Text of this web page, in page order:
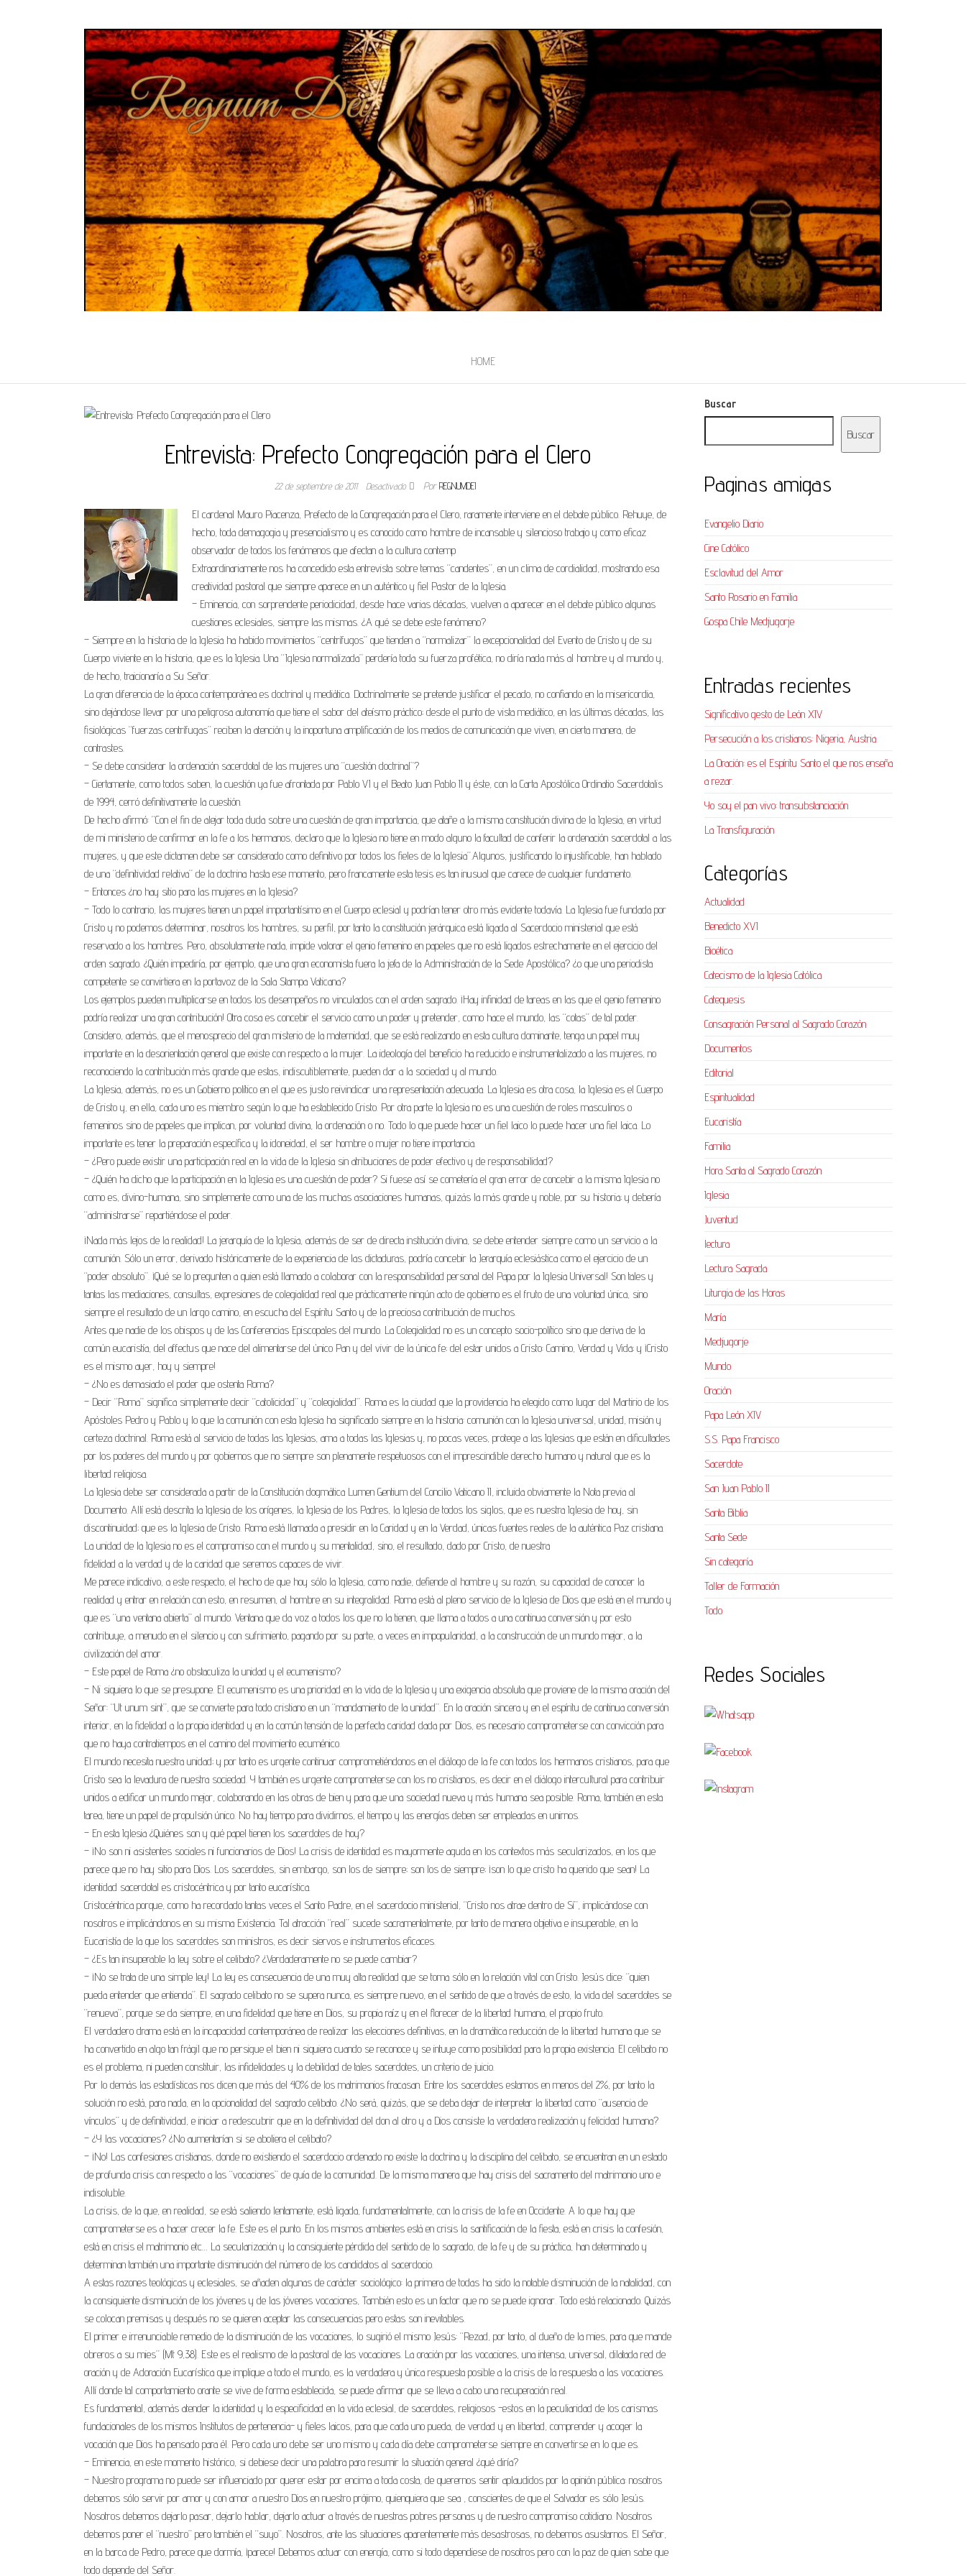
HOME
Entrevista: Prefecto Congregación para el Clero
22 de septiembre de 2011 Desactivado Por REGNUMDEI
El cardenal Mauro Piacenza, Prefecto de la Congregación para el Clero, raramente interviene en el debate público. Rehuye, de
hecho, toda demagogia y presencialismo y es conocido como hombre de incansable y silencioso trabajo y como eficaz
observador de todos los fenómenos que afectan a la cultura contemp
Extraordinariamente nos ha concedido esta entrevista sobre temas “candentes”, en un clima de cordialidad, mostrando esa
creatividad pastoral que siempre aparece en un auténtico y fiel Pastor de la Iglesia.
– Eminencia, con sorprendente periodicidad, desde hace varias décadas, vuelven a aparecer en el debate público algunas
cuestiones eclesiales, siempre las mismas. ¿A qué se debe este fenómeno?
– Siempre en la historia de la Iglesia ha habido movimientos “centrífugos” que tienden a “normalizar” la excepcionalidad del Evento de Cristo y de su
Cuerpo viviente en la historia, que es la Iglesia. Una “Iglesia normalizada” perdería toda su fuerza profética, no diría nada más al hombre y al mundo y,
de hecho, traicionaría a Su Señor.
La gran diferencia de la época contemporánea es doctrinal y mediática. Doctrinalmente se pretende justificar el pecado, no confiando en la misericordia,
sino dejándose llevar por una peligrosa autonomía que tiene el sabor del ateísmo práctico; desde el punto de vista mediático, en las últimas décadas, las
fisiológicas “fuerzas centrífugas” reciben la atención y la inoportuna amplificación de los medios de comunicación que viven, en cierta manera, de
contrastes.
– Se debe considerar la ordenación sacerdotal de las mujeres una “cuestión doctrinal”?
– Ciertamente, como todos saben, la cuestión ya fue afrontada por Pablo VI y el Beato Juan Pablo II y éste, con la Carta Apostólica Ordinatio Sacerdotalis
de 1994, cerró definitivamente la cuestión.
De hecho afirmó: “Con el fin de alejar toda duda sobre una cuestión de gran importancia, que atañe a la misma constitución divina de la Iglesia, en virtud
de mi ministerio de confirmar en la fe a los hermanos, declaro que la Iglesia no tiene en modo alguno la facultad de conferir la ordenación sacerdotal a las
mujeres, y que este dictamen debe ser considerado como definitivo por todos los fieles de la Iglesia”.Algunos, justificando lo injustificable, han hablado
de una “definitividad relativa” de la doctrina hasta ese momento, pero francamente esta tesis es tan inusual que carece de cualquier fundamento.
– Entonces ¿no hay sitio para las mujeres en la Iglesia?
– Todo lo contrario, las mujeres tienen un papel importantísimo en el Cuerpo eclesial y podrían tener otro más evidente todavía. La Iglesia fue fundada por
Cristo y no podemos determinar, nosotros los hombres, su perfil, por tanto la constitución jerárquica está ligada al Sacerdocio ministerial que está
reservado a los hombres. Pero, absolutamente nada, impide valorar el genio femenino en papeles que no está ligados estrechamente en el ejercicio del
orden sagrado. ¿Quién impediría, por ejemplo, que una gran economista fuera la jefa de la Administración de la Sede Apostólica? ¿o que una periodista
competente se convirtiera en la portavoz de la Sala Stampa Vaticana?
Los ejemplos pueden multiplicarse en todos los desempeños no vinculados con el orden sagrado. ¡Hay infinidad de tareas en las que el genio femenino
podría realizar una gran contribución! Otra cosa es concebir el servicio como un poder y pretender, como hace el mundo, las “cotas” de tal poder.
Considero, además, que el menosprecio del gran misterio de la maternidad, que se está realizando en esta cultura dominante, tenga un papel muy
importante en la desorientación general que existe con respecto a la mujer. La ideología del beneficio ha reducido e instrumentalizado a las mujeres, no
reconociendo la contribución más grande que estas, indiscutiblemente, pueden dar a la sociedad y al mundo.
La Iglesia, además, no es un Gobierno político en el que es justo reivindicar una representación adecuada. La Iglesia es otra cosa, la Iglesia es el Cuerpo
de Cristo y, en ella, cada uno es miembro según lo que ha establecido Cristo. Por otra parte la Iglesia no es una cuestión de roles masculinos o
femeninos sino de papeles que implican, por voluntad divina, la ordenación o no. Todo lo que puede hacer un fiel laico lo puede hacer una fiel laica. Lo
importante es tener la preparación específica y la idoneidad, el ser hombre o mujer no tiene importancia.
– ¿Pero puede existir una participación real en la vida de la Iglesia sin atribuciones de poder efectivo y de responsabilidad?
– ¿Quién ha dicho que la participación en la Iglesia es una cuestión de poder? Si fuese así se cometería el gran error de concebir a la misma Iglesia no
como es, divino-humana, sino simplemente como una de las muchas asociaciones humanas, quizás la más grande y noble, por su historia; y debería
“administrarse” repartiéndose el poder.
¡Nada más lejos de la realidad! La jerarquía de la Iglesia, además de ser de directa institución divina, se debe entender siempre como un servicio a la
comunión. Sólo un error, derivado históricamente de la experiencia de las dictaduras, podría concebir la Jerarquía eclesiástica como el ejercicio de un
“poder absoluto”. ¡Qué se lo pregunten a quien está llamado a colaborar con la responsabilidad personal del Papa por la Iglesia Universal! Son tales y
tantas las mediaciones, consultas, expresiones de colegialidad real que prácticamente ningún acto de gobierno es el fruto de una voluntad única, sino
siempre el resultado de un largo camino, en escucha del Espíritu Santo y de la preciosa contribución de muchos.
Antes que nadie de los obispos y de las Conferencias Episcopales del mundo. La Colegialidad no es un concepto socio-político sino que deriva de la
común eucaristía, del affectus que nace del alimentarse del único Pan y del vivir de la única fe; del estar unidos a Cristo: Camino, Verdad y Vida; y ¡Cristo
es el mismo ayer, hoy y siempre!
– ¿No es demasiado el poder que ostenta Roma?
– Decir “Roma” significa simplemente decir “catolicidad” y “colegialidad”. Roma es la ciudad que la providencia ha elegido como lugar del Martirio de los
Apóstoles Pedro y Pablo y lo que la comunión con esta Iglesia ha significado siempre en la historia: comunión con la Iglesia universal, unidad, misión y
certeza doctrinal. Roma está al servicio de todas las Iglesias, ama a todas las Iglesias y, no pocas veces, protege a las Iglesias que están en dificultades
por los poderes del mundo y por gobiernos que no siempre son plenamente respetuosos con el imprescindible derecho humano y natural que es la
libertad religiosa.
La Iglesia debe ser considerada a partir de la Constitución dogmática Lumen Gentium del Concilio Vaticano II, incluida obviamente la Nota previa al
Documento. Allí está descrita la Iglesia de los orígenes, la Iglesia de los Padres, la Iglesia de todos los siglos, que es nuestra Iglesia de hoy, sin
discontinuidad; que es la Iglesia de Cristo. Roma está llamada a presidir en la Caridad y en la Verdad, únicas fuentes reales de la auténtica Paz cristiana.
La unidad de la Iglesia no es el compromiso con el mundo y su mentalidad, sino, el resultado, dado por Cristo, de nuestra
fidelidad a la verdad y de la caridad que seremos capaces de vivir.
Me parece indicativo, a este respecto, el hecho de que hoy sólo la Iglesia, como nadie, defiende al hombre y su razón, su capacidad de conocer la
realidad y entrar en relación con esto, en resumen, al hombre en su integralidad. Roma está al pleno servicio de la Iglesia de Dios que está en el mundo y
que es “una ventana abierta” al mundo. Ventana que da voz a todos los que no la tienen, que llama a todos a una continua conversión y por esto
contribuye, a menudo en el silencio y con sufrimiento, pagando por su parte, a veces en impopularidad, a la construcción de un mundo mejor, a la
civilización del amor.
– Este papel de Roma ¿no obstaculiza la unidad y el ecumenismo?
– Ni siquiera lo que se presupone. El ecumenismo es una prioridad en la vida de la Iglesia y una exigencia absoluta que proviene de la misma oración del
Señor: “Ut unum sint”, que se convierte para todo cristiano en un “mandamiento de la unidad”. En la oración sincera y en el espíritu de continua conversión
interior, en la fidelidad a la propia identidad y en la común tensión de la perfecta caridad dada por Dios, es necesario comprometerse con convicción para
que no haya contratiempos en el camino del movimiento ecuménico.
El mundo necesita nuestra unidad; y por tanto es urgente continuar comprometiéndonos en el diálogo de la fe con todos los hermanos cristianos, para que
Cristo sea la levadura de nuestra sociedad. Y también es urgente comprometerse con los no cristianos, es decir en el diálogo intercultural para contribuir
unidos a edificar un mundo mejor, colaborando en las obras de bien y para que una sociedad nueva y más humana sea posible. Roma, también en esta
tarea, tiene un papel de propulsión único. No hay tiempo para dividirnos, el tiempo y las energías deben ser empleadas en unirnos.
– En esta Iglesia ¿Quiénes son y qué papel tienen los sacerdotes de hoy?
– ¡No son ni asistentes sociales ni funcionarios de Dios! La crisis de identidad es mayormente aguda en los contextos más secularizados, en los que
parece que no hay sitio para Dios. Los sacerdotes, sin embargo, son los de siempre; son los de siempre; ¡son lo que cristo ha querido que sean! La
identidad sacerdotal es cristocéntrica y por tanto eucarística.
Cristocéntrica porque, como ha recordado tantas veces el Santo Padre, en el sacerdocio ministerial, “Cristo nos atrae dentro de Sí”, implicándose con
nosotros e implicándonos en su misma Existencia. Tal atracción “real” sucede sacramentalmente, por tanto de manera objetiva e insuperable, en la
Eucaristía de la que los sacerdotes son ministros, es decir siervos e instrumentos eficaces.
– ¿Es tan insuperable la ley sobre el celibato? ¿Verdaderamente no se puede cambiar?
– ¡No se trata de una simple ley! La ley es consecuencia de una muy alta realidad que se toma sólo en la relación vital con Cristo. Jesús dice: “quien
pueda entender que entienda”. El sagrado celibato no se supera nunca, es siempre nuevo, en el sentido de que a través de esto, la vida del sacerdotes se
“renueva”, porque se da siempre, en una fidelidad que tiene en Dios, su propia raíz y en el florecer de la libertad humana, el propio fruto.
El verdadero drama está en la incapacidad contemporánea de realizar las elecciones definitivas, en la dramática reducción de la libertad humana que se
ha convertido en algo tan frágil que no persigue el bien ni siquiera cuando se reconoce y se intuye como posibilidad para la propia existencia. El celibato no
es el problema, ni pueden constituir, las infidelidades y la debilidad de tales sacerdotes, un criterio de juicio.
Por lo demás las estadísticas nos dicen que más del 40% de los matrimonios fracasan. Entre los sacerdotes estamos en menos del 2%, por tanto la
solución no está, para nada, en la opcionalidad del sagrado celibato. ¿No será, quizás, que se deba dejar de interpretar la libertad como “ausencia de
vínculos” y de definitividad, e iniciar a redescubrir que en la definitividad del don al otro y a Dios consiste la verdadera realización y felicidad humana?
– ¿Y las vocaciones? ¿No aumentarían si se aboliera el celibato?
– ¡No! Las confesiones cristianas, donde no existiendo el sacerdocio ordenado no existe la doctrina y la disciplina del celibato, se encuentran en un estado
de profunda crisis con respecto a las “vocaciones” de guía de la comunidad. De la misma manera que hay crisis del sacramento del matrimonio uno e
indisoluble.
La crisis, de la que, en realidad, se está saliendo lentamente, está ligada, fundamentalmente, con la crisis de la fe en Occidente. A lo que hay que
comprometerse es a hacer crecer la fe. Este es el punto. En los mismos ambientes está en crisis la santificación de la fiesta, está en crisis la confesión,
está en crisis el matrimonio etc… La secularización y la consiguiente pérdida del sentido de lo sagrado, de la fe y de su práctica, han determinado y
determinan también una importante disminución del número de los candidatos al sacerdocio.
A estas razones teológicas y eclesiales, se añaden algunas de carácter sociológico: la primera de todas ha sido la notable disminución de la natalidad, con
la consiguiente disminución de los jóvenes y de las jóvenes vocaciones, También esto es un factor que no se puede ignorar. Todo está relacionado. Quizás
se colocan premisas y después no se quieren aceptar las consecuencias pero estas son inevitables.
El primer e irrenunciable remedio de la disminución de las vocaciones, lo sugirió el mismo Jesús: “Rezad, por tanto, al dueño de la mies, para que mande
obreros a su mies” (Mt 9,38). Este es el realismo de la pastoral de las vocaciones. La oración por las vocaciones, una intensa, universal, dilatada red de
oración y de Adoración Eucarística que implique a todo el mundo, es la verdadera y única respuesta posible a la crisis de la respuesta a las vocaciones.
Allí donde tal comportamiento orante se vive de forma establecida, se puede afirmar que se lleva a cabo una recuperación real.
Es fundamental, además atender la identidad y la especificidad en la vida eclesial, de sacerdotes, religiosos -estos en la peculiaridad de los carismas
fundacionales de los mismos Institutos de pertenencia- y fieles laicos, para que cada uno pueda, de verdad y en libertad, comprender y acoger la
vocación que Dios ha pensado para él. Pero cada uno debe ser uno mismo y cada día debe comprometerse siempre en convertirse en lo que es.
– Eminencia, en este momento histórico, si debiese decir una palabra para resumir la situación general ¿qué diría?
– Nuestro programa no puede ser influenciado por querer estar por encima a toda costa, de querernos sentir aplaudidos por la opinión pública: nosotros
debemos sólo servir por amor y con amor a nuestro Dios en nuestro prójimo, quienquiera que sea , conscientes de que el Salvador es sólo Jesús.
Nosotros debemos dejarlo pasar, dejarlo hablar, dejarlo actuar a través de nuestras pobres personas y de nuestro compromiso cotidiano. Nosotros
debemos poner el “nuestro” pero también el “suyo”. Nosotros, ante las situaciones aparentemente más desastrosas, no debemos asustarnos. El Señor,
en la barca de Pedro, parece que dormía, ¡parece! Debemos actuar con energía, como si todo dependiese de nosotros pero con la paz de quien sabe que
todo depende del Señor.
Buscar
Buscar
Paginas amigas
Evangelio Diario
Cine Católico
Esclavitud del Amor
Santo Rosario en Familia
Gospa Chile Medjugorje
Entradas recientes
Significativo gesto de León XIV
Persecución a los cristianos: Nigeria, Austria
La Oración: es el Espíritu Santo el que nos enseña
a rezar.
Yo soy el pan vivo: transubstanciación
La Transfiguración
Categorías
Actualidad
Benedicto XVI
Bioética
Catecismo de la Iglesia Católica
Catequesis
Consagración Personal al Sagrado Corazón
Documentos
Editorial
Espiritualidad
Eucaristía
Familia
Hora Santa al Sagrado Corazón
Iglesia
Juventud
lectura
Lectura Sagrada
Liturgia de las Horas
María
Medjugorje
Mundo
Oración
Papa León XIV
S.S. Papa Francisco
Sacerdote
San Juan Pablo II
Santa Biblia
Santa Sede
Sin categoría
Taller de Formación
Todo
Redes Sociales